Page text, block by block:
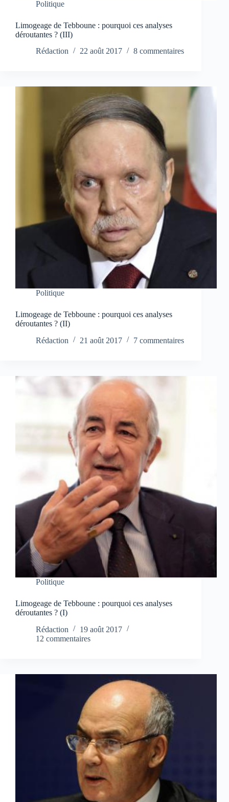
Politique
Limogeage de Tebboune : pourquoi ces analyses
déroutantes ? (III)
Rédaction
22 août 2017 8 commentaires
Politique
Limogeage de Tebboune : pourquoi ces analyses
déroutantes ? (II)
Rédaction
21 août 2017 7 commentaires
Politique
Limogeage de Tebboune : pourquoi ces analyses
déroutantes ? (I)
Rédaction
19 août 2017
12 commentaires